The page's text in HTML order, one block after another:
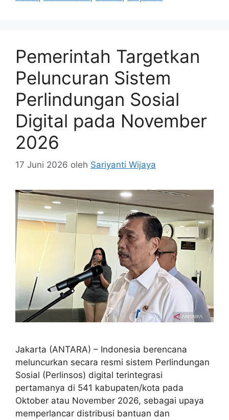
Pemerintah Targetkan
Peluncuran Sistem
Perlindungan Sosial
Digital pada November
2026
17 Juni 2026 oleh Sariyanti Wijaya
Jakarta (ANTARA) – Indonesia berencana
meluncurkan secara resmi sistem Perlindungan
Sosial (Perlinsos) digital terintegrasi
pertamanya di 541 kabupaten/kota pada
Oktober atau November 2026, sebagai upaya
memperlancar distribusi bantuan dan